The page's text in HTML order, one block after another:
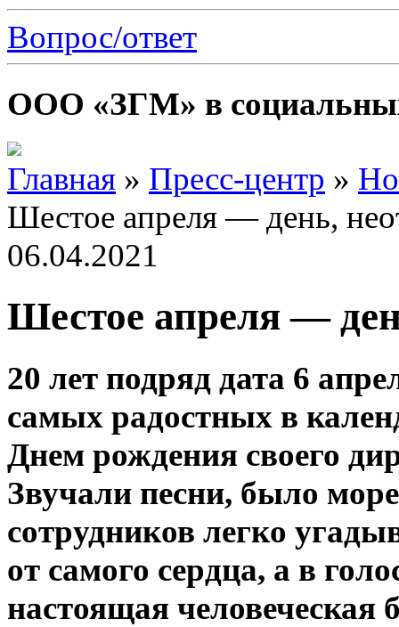
Вопрос/ответ
ООО «ЗГМ» в
Главная » Пресс-центр »
Шестое апреля — день,
06.04.2021
Шестое апреля —
20 лет подряд дата 6
самых радостных в
Днем рождения своего
Звучали песни, было
сотрудников легко
от самого сердца, а в
настоящая человеческая